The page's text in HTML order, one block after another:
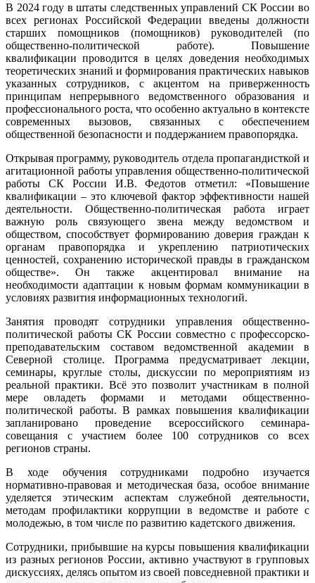
В 2024 году в штаты следственных управлений СК России во
всех регионах Российской Федерации введены должности
старших помощников (помощников) руководителей (по
общественно-политической работе). Повышение
квалификации проводится в целях доведения необходимых
теоретических знаний и формирования практических навыков
указанных сотрудников, с акцентом на приверженность
принципам непрерывного ведомственного образования и
профессионального роста, что особенно актуально в контексте
современных вызовов, связанных с обеспечением
общественной безопасности и поддержанием правопорядка.
Открывая программу, руководитель отдела пропагандисткой и
агитационной работы управления общественно-политической
работы СК России И.В. Федотов отметил: «Повышение
квалификации – это ключевой фактор эффективности нашей
деятельности. Общественно-политическая работа играет
важную роль связующего звена между ведомством и
обществом, способствует формированию доверия граждан к
органам правопорядка и укреплению патриотических
ценностей, сохранению исторической правды в гражданском
обществе». Он также акцентировал внимание на
необходимости адаптации к новым формам коммуникации в
условиях развития информационных технологий.
Занятия проводят сотрудники управления общественно-
политической работы СК России совместно с профессорско-
преподавательским составом ведомственной академии в
Северной столице. Программа предусматривает лекции,
семинары, круглые столы, дискуссии по мероприятиям из
реальной практики. Всё это позволит участникам в полной
мере овладеть формами и методами общественно-
политической работы. В рамках повышения квалификации
запланировано проведение всероссийского семинара-
совещания с участием более 100 сотрудников со всех
регионов страны.
В ходе обучения сотрудниками подробно изучается
нормативно-правовая и методическая база, особое внимание
уделяется этическим аспектам служебной деятельности,
методам профилактики коррупции в ведомстве и работе с
молодежью, в том числе по развитию кадетского движения.
Сотрудники, прибывшие на курсы повышения квалификации
из разных регионов России, активно участвуют в групповых
дискуссиях, делясь опытом из своей повседневной практики и